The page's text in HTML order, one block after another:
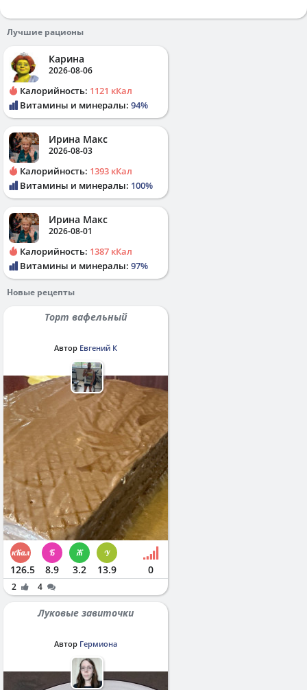
Лучшие рационы
Карина
2026-08-06
Калорийность: 1121 кКал
Витамины и минералы: 94%
Ирина Макс
2026-08-03
Калорийность: 1393 кКал
Витамины и минералы: 100%
Ирина Макс
2026-08-01
Калорийность: 1387 кКал
Витамины и минералы: 97%
Новые рецепты
Торт вафельный
Автор Евгений К
126.5 8.9 3.2 13.9 0
2 4
Луковые завиточки
Автор Гермиона